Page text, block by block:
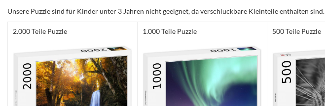
Unsere Puzzle sind für Kinder unter 3 Jahren nicht geeignet, da verschluckbare Kleinteile enthalten sind.
2.000 Teile Puzzle 1.000 Teile Puzzle 500 Teile Puzzle